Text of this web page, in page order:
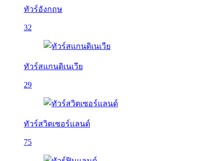
ทัวร์อังกฤษ
32
ทัวร์สแกนดิเนเวีย
29
ทัวร์สวิตเซอร์แลนด์
75